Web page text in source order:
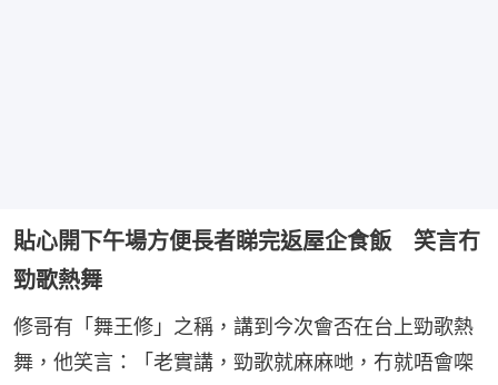
貼心開下午場方便長者睇完返屋企食飯 笑言冇
勁歌熱舞
修哥有「舞王修」之稱，講到今次會否在台上勁歌熱
舞，他笑言：「老實講，勁歌就麻麻哋，冇就唔會㗎